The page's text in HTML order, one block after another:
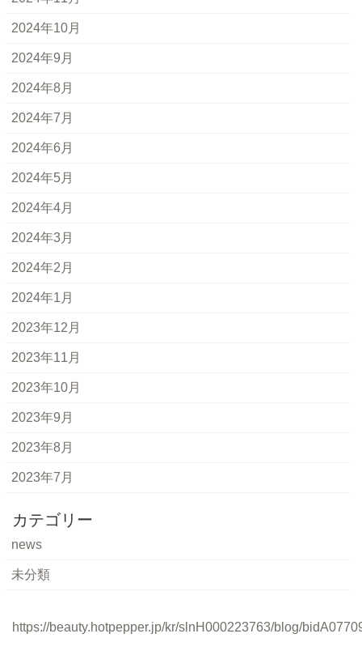
2024年10月
2024年9月
2024年8月
2024年7月
2024年6月
2024年5月
2024年4月
2024年3月
2024年2月
2024年1月
2023年12月
2023年11月
2023年10月
2023年9月
2023年8月
2023年7月
カテゴリー
news
未分類
https://beauty.hotpepper.jp/kr/slnH000223763/blog/